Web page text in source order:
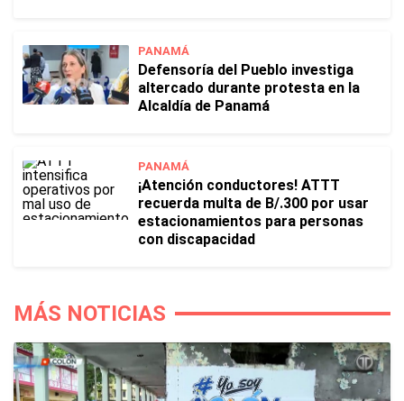
PANAMÁ
Defensoría del Pueblo investiga
altercado durante protesta en la
Alcaldía de Panamá
PANAMÁ
¡Atención conductores! ATTT
recuerda multa de B/.300 por usar
estacionamientos para personas
con discapacidad
MÁS NOTICIAS